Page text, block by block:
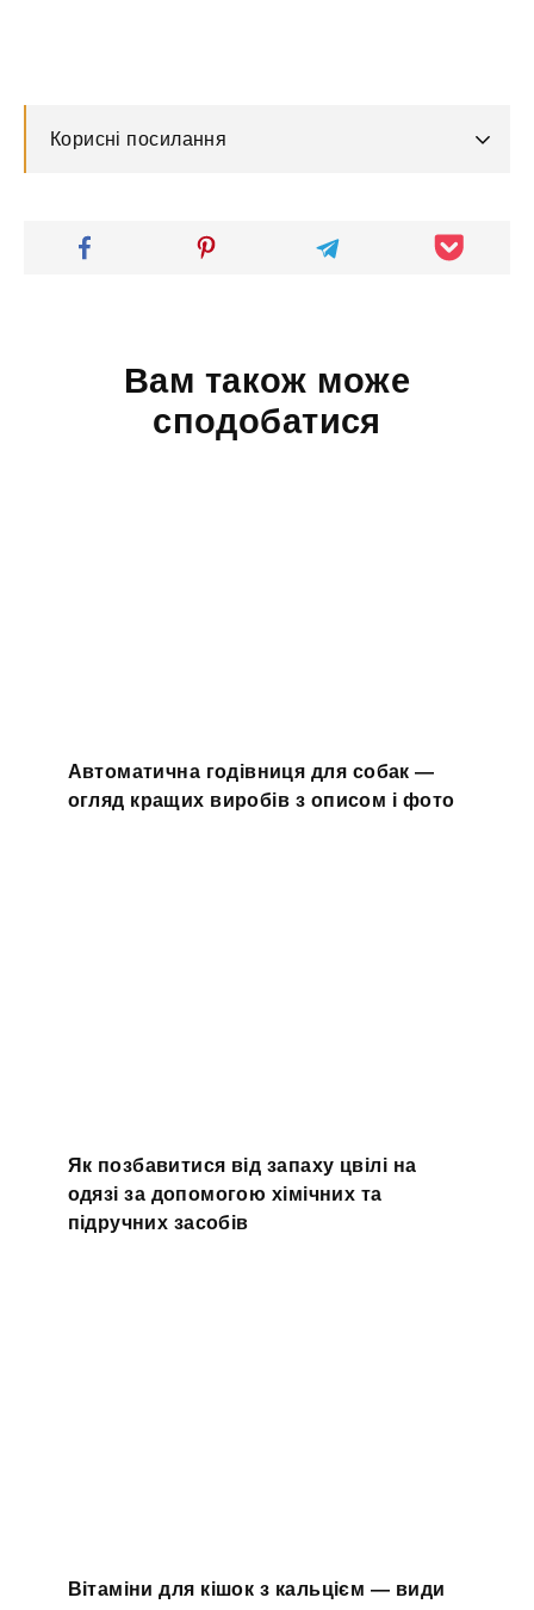
Корисні посилання
Вам також може
сподобатися
Автоматична годівниця для собак —
огляд кращих виробів з описом і фото
Як позбавитися від запаху цвілі на
одязі за допомогою хімічних та
підручних засобів
Вітаміни для кішок з кальцієм — види